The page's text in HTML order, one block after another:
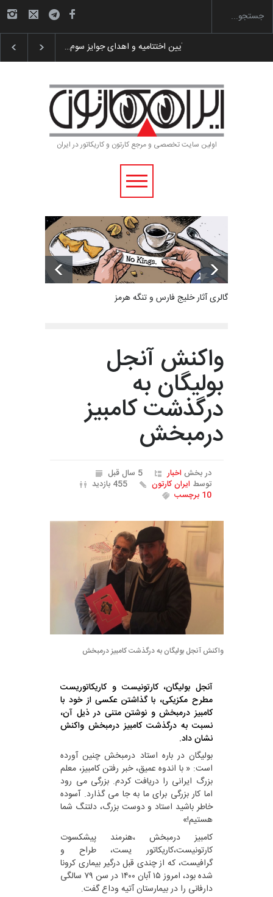
گزارش تصویری آیین اختتامیه و اهدای جوایز سوم…
اولین سایت تخصصی و مرجع کارتون و کاریکاتور در ایران
گالری آثار خلیج فارس و تنگه هرمز
واکنش آنجل
بولیگان به
درگذشت کامبیز
درمبخش
در بخش اخبار
5 سال قبل
توسط ایران کارتون
455 بازدید
10 برچسب
واکنش آنجل بولیگان به درگذشت کامبیز درمبخش
آنجل بولیگان، کارتونیست و کاریکاتوریست
مطرح مکزیکی، با گذاشتن عکسی از خود با
کامبیز درمبخش و نوشتن متنی در ذیل آن،
نسبت به درگذشت کامبیز درمبخش واکنش
نشان داد.
بولیگان در باره استاد درمبخش چنین آورده
است: « با اندوه عمیق، خبر رفتن کامبیز، معلم
بزرگ ایرانی را دریافت کردم. بزرگی می رود
اما کار بزرگی برای ما به جا می گذارد. آسوده
خاطر باشید استاد و دوست بزرگ، دلتنگ شما
هستیم!»
کامبیز درمبخش ،هنرمند پیشکسوت
کارتونیست،کاریکاتور یست، طراح و
گرافیست، که از چندی قبل درگیر بیماری کرونا
شده بود، امروز ۱۵ آبان ۱۴۰۰ در سن ۷۹ سالگی
دارفانی را در بیمارستان آتیه وداع گفت.